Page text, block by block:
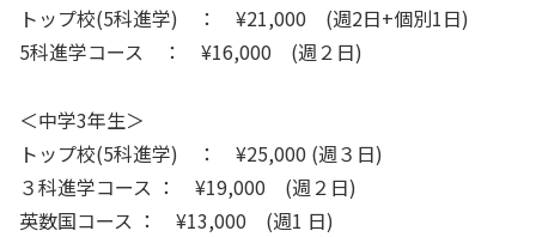
トップ校(5科進学) ： ¥21,000 (週2日+個別1日)
5科進学コース ： ¥16,000 (週２日)
＜中学3年生＞
トップ校(5科進学) ： ¥25,000 (週３日)
３科進学コース ： ¥19,000 (週２日)
英数国コース ： ¥13,000 (週1 日)